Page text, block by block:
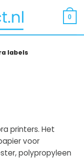
0
labels
printers. Het
voor
polypropyleen